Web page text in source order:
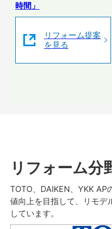
時間」
リフォーム提案
を見る
リフォーム分
TOTO、DAIKEN、YKK AP
値向上を目指して、リモ
しています。